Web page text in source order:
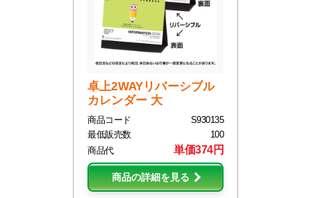
卓上2WAYリバーシブル
カレンダー 大
商品コード
S930135
最低販売数
100
商品代
単価374円
商品の詳細を見る